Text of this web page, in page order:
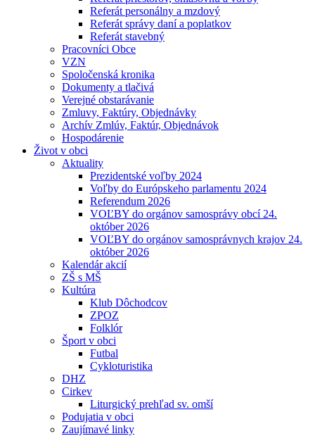
Referát personálny a mzdový
Referát správy daní a poplatkov
Referát stavebný
Pracovníci Obce
VZN
Spoločenská kronika
Dokumenty a tlačivá
Verejné obstarávanie
Zmluvy, Faktúry, Objednávky
Archív Zmlúv, Faktúr, Objednávok
Hospodárenie
Život v obci
Aktuality
Prezidentské voľby 2024
Voľby do Európskeho parlamentu 2024
Referendum 2026
VOĽBY do orgánov samosprávy obcí 24.
október 2026
VOĽBY do orgánov samosprávnych krajov 24.
október 2026
Kalendár akcií
ZŠ s MŠ
Kultúra
Klub Dôchodcov
ZPOZ
Folklór
Šport v obci
Futbal
Cykloturistika
DHZ
Cirkev
Liturgický prehľad sv. omší
Podujatia v obci
Zaujímavé linky